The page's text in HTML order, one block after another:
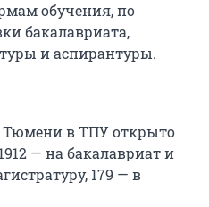
обучения, по
бакалавриата,
и аспирантуры.
Тюмени в ТПУ открыто
— на бакалавриат и
179 — в